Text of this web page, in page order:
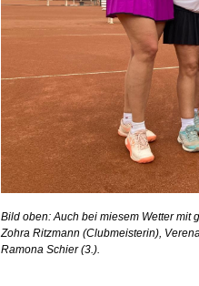
Bild oben: Auch bei miesem Wetter mit
Zohra Ritzmann (Clubmeisterin),
Ramona Schier (3.).